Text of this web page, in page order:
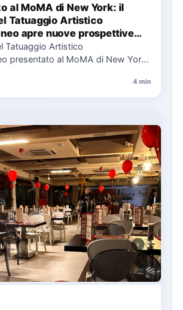
al MoMA di New York: il
Tatuaggio Artistico
apre nuove prospettive
Tatuaggio Artistico
presentato al MoMA di New York
4 min